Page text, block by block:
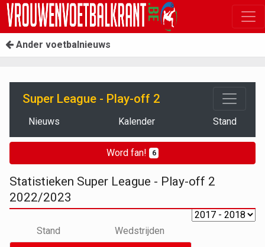
Ander voetbalnieuws
Super League - Play-off 2
Nieuws Kalender Stand
Word fan! 6
Statistieken Super League - Play-off 2
2022/2023
Stand
Wedstrijden